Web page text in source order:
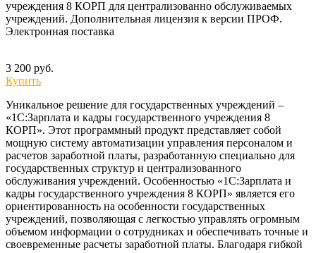
учреждения 8 КОРП для централизованно обслуживаемых
учреждений. Дополнительная лицензия к версии ПРОФ.
Электронная поставка
3 200 руб.
Купить
Уникальное решение для государственных учреждений –
«1С:Зарплата и кадры государственного учреждения 8
КОРП». Этот программный продукт представляет собой
мощную систему автоматизации управления персоналом и
расчетов заработной платы, разработанную специально для
государственных структур и централизованного
обслуживания учреждений. Особенностью «1С:Зарплата и
кадры государственного учреждения 8 КОРП» является его
ориентированность на особенности государственных
учреждений, позволяющая с легкостью управлять огромным
объемом информации о сотрудниках и обеспечивать точные и
своевременные расчеты заработной платы. Благодаря гибкой